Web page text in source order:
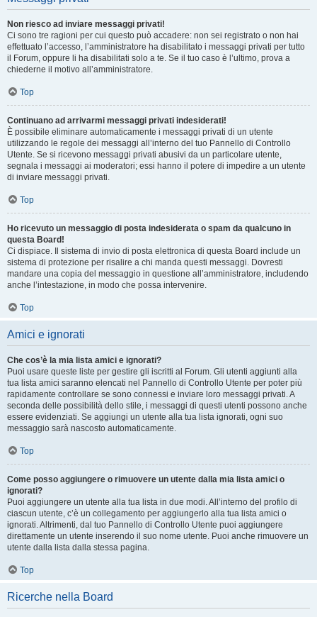
Non riesco ad inviare messaggi privati!
Ci sono tre ragioni per cui questo può accadere: non sei registrato o non hai
effettuato l’accesso, l’amministratore ha disabilitato i messaggi privati per tutto
il Forum, oppure li ha disabilitati solo a te. Se il tuo caso è l’ultimo, prova a
chiederne il motivo all’amministratore.
Top
Continuano ad arrivarmi messaggi privati indesiderati!
È possibile eliminare automaticamente i messaggi privati ​​di un utente
utilizzando le regole dei messaggi all’interno del tuo Pannello di Controllo
Utente. Se si ricevono messaggi privati ​​abusivi da un particolare utente,
segnala i messaggi ai moderatori; essi hanno il potere di impedire a un utente
di inviare messaggi privati​​.
Top
Ho ricevuto un messaggio di posta indesiderata o spam da qualcuno in
questa Board!
Ci dispiace. Il sistema di invio di posta elettronica di questa Board include un
sistema di protezione per risalire a chi manda questi messaggi. Dovresti
mandare una copia del messaggio in questione all’amministratore, includendo
anche l’intestazione, in modo che possa intervenire.
Top
Amici e ignorati
Che cos’è la mia lista amici e ignorati?
Puoi usare queste liste per gestire gli iscritti al Forum. Gli utenti aggiunti alla
tua lista amici saranno elencati nel Pannello di Controllo Utente per poter più
rapidamente controllare se sono connessi e inviare loro messaggi privati. A
seconda delle possibilità dello stile, i messaggi di questi utenti possono anche
essere evidenziati. Se aggiungi un utente alla tua lista ignorati, ogni suo
messaggio sarà nascosto automaticamente.
Top
Come posso aggiungere o rimuovere un utente dalla mia lista amici o
ignorati?
Puoi aggiungere un utente alla tua lista in due modi. All’interno del profilo di
ciascun utente, c’è un collegamento per aggiungerlo alla tua lista amici o
ignorati. Altrimenti, dal tuo Pannello di Controllo Utente puoi aggiungere
direttamente un utente inserendo il suo nome utente. Puoi anche rimuovere un
utente dalla lista dalla stessa pagina.
Top
Ricerche nella Board